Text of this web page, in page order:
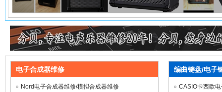
电子合成器维修
Nord电子合成器维修/模拟合成器维修
编曲键盘/电子
CASIO卡西欧